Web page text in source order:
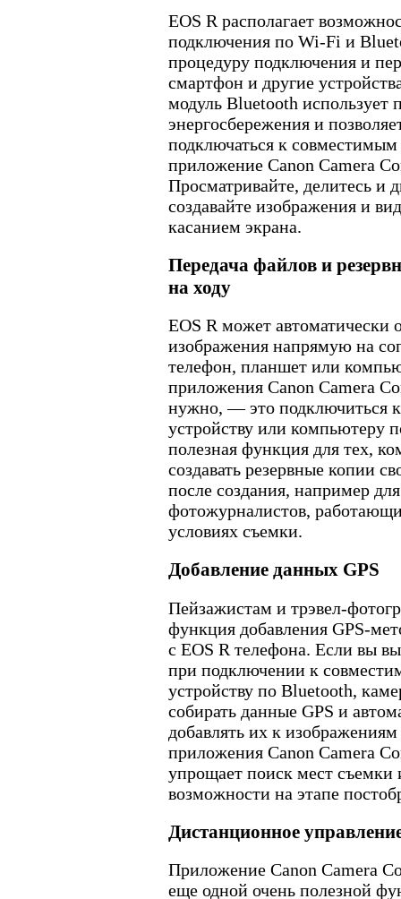
EOS R располагает
подключения по Wi-Fi и
процедуру подключения и
смартфон и другие
модуль Bluetooth использует
энергосбережения и
подключаться к совместимым
приложение Canon Camera
Просматривайте, делитесь и
создавайте изображения и
касанием экрана.
Передача файлов и
на ходу
EOS R может автоматически
изображения напрямую на
телефон, планшет или
приложения Canon Camera
нужно, — это подключиться
устройству или компьютеру
полезная функция для тех,
создавать резервные копии
после создания, например для
фотожурналистов,
условиях съемки.
Добавление данных GPS
Пейзажистам и трэвел-
функция добавления GPS-
с EOS R телефона. Если вы
при подключении к
устройству по Bluetooth,
собирать данные GPS и
добавлять их к
приложения Canon Camera
упрощает поиск мест съемки
возможности на этапе
Дистанционное
Приложение Canon Camera
еще одной очень полезной